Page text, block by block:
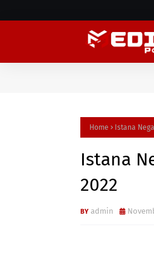
Home Istana
Istana
2022
admin